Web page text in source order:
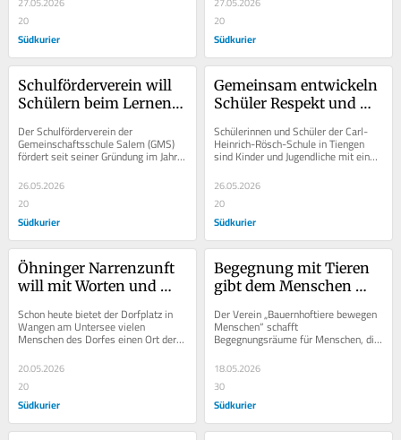
20
Südkurier
20
Südkurier
Schulförderverein will
Schülern beim Lernen
verschaffen
Der Schulförderverein der
Gemeinschaftsschule Salem (GMS)
fördert seit seiner Gründung im Jahr
2008 das Lernen und die Bildung von
Schülerinnen...
26.05.2026
20
Südkurier
Gemeinsam entwickeln
Schüler Respekt und
füreinander
Schülerinnen und Schüler der Carl-
Heinrich-Rösch-Schule in Tiengen
sind Kinder und Jugendliche mit einer
besonderen Beeinträchtigung: Einige
haben...
26.05.2026
20
Südkurier
Öhninger Narrenzunft
will mit Worten und
näherbringen
Schon heute bietet der Dorfplatz in
Wangen am Untersee vielen
Menschen des Dorfes einen Ort der
Platz erhielt vor...
20.05.2026
20
Südkurier
Begegnung mit Tieren
gibt dem Menschen
Der Verein „Bauernhoftiere bewegen
Menschen“ schafft
Begegnungsräume für Menschen, die
im Alltag oft an den Rand gedrängt
werden: Kinder und...
18.05.2026
30
Südkurier